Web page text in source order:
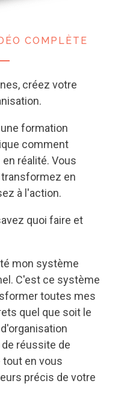
COMPLÈTE
créez votre
formation
comment
réalité. Vous
en
à l'action.
quoi faire et
mon système
C'est ce système
toutes mes
quel que soit le
réussite de
tout en vous
précis de votre